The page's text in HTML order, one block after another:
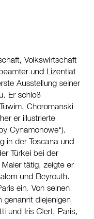
Volkswirtschaft
und Lizentiat
Ausstellung seiner
Er schloß
Choromanski
er illustrierte
Cynamonowe“).
in der Toscana und
Türkei bei der
tätig, zeigte er
und Beyrouth.
ein. Von seinen
genannt diejenigen
und Iris Clert, Paris,